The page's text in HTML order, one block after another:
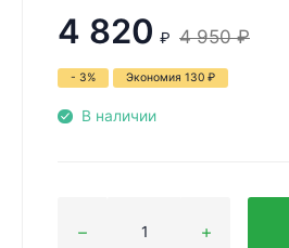
4 820 ₽ 4 950 ₽
- 3% Экономия 130 ₽
В наличии